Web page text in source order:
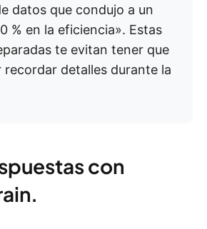
datos que condujo a un
% en la eficiencia». Estas
te evitan tener que
detalles durante la
con